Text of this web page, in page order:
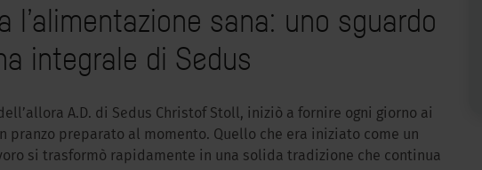
l’alimentazione sana: uno sguardo
integrale di Sedus
A.D. di Sedus Christof Stoll, iniziò a fornire ogni giorno ai
pranzo preparato al momento. Quello che era iniziato come un
si trasformò rapidamente in una solida tradizione che continua